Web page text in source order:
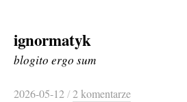
Skip
to
ignormatyk
blogito ergo sum
2026-05-12/2 komentarze